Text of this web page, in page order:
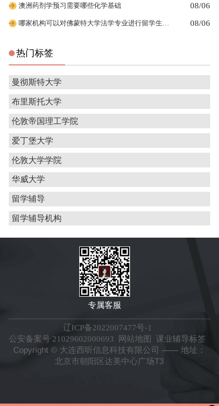
澳洲药剂学预习需要哪些化学基础 08/06
08/06
热门标签
曼彻斯特大学
布里斯托大学
伦敦帝国理工学院
爱丁堡大学
伦敦大学学院
华威大学
留学辅导
留学辅导机构
专属客服
辽ICP备2022007477号-1
公安备案号 21029602000693
网站地图
课业辅导标签
Copyright © 大连西听信息科技有限公司 —— 地址：
北京市朝阳区达美中心广场T3